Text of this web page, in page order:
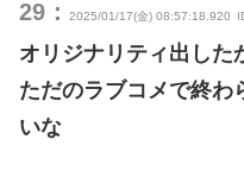
29： 2025/01/17(金) 08:57:18.920
オリジナリティ出した
ただのラブコメで終わ
いな